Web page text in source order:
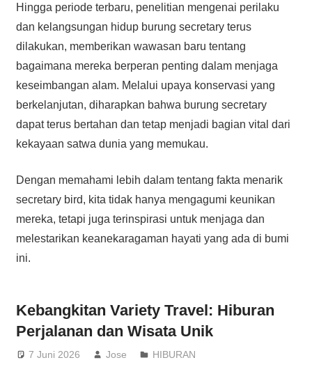
Hingga periode terbaru, penelitian mengenai perilaku
dan kelangsungan hidup burung secretary terus
dilakukan, memberikan wawasan baru tentang
bagaimana mereka berperan penting dalam menjaga
keseimbangan alam. Melalui upaya konservasi yang
berkelanjutan, diharapkan bahwa burung secretary
dapat terus bertahan dan tetap menjadi bagian vital dari
kekayaan satwa dunia yang memukau.
Dengan memahami lebih dalam tentang fakta menarik
secretary bird, kita tidak hanya mengagumi keunikan
mereka, tetapi juga terinspirasi untuk menjaga dan
melestarikan keanekaragaman hayati yang ada di bumi
ini.
Kebangkitan Variety Travel: Hiburan
Perjalanan dan Wisata Unik
7 Juni 2026 Jose HIBURAN